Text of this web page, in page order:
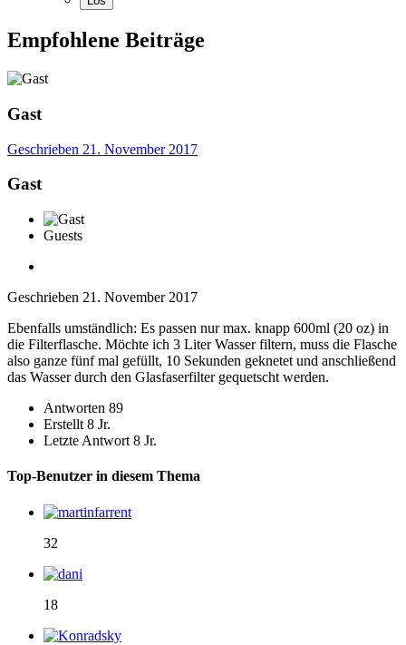
Empfohlene Beiträge
Gast
Geschrieben 21. November 2017
Gast
Guests
Geschrieben 21. November 2017
Ebenfalls umständlich: Es passen nur max. knapp 600ml (20 oz) in
die Filterflasche. Möchte ich 3 Liter Wasser filtern, muss die Flasche
also ganze fünf mal gefüllt, 10 Sekunden geknetet und anschließend
das Wasser durch den Glasfaserfilter gequetscht werden.
Antworten 89
Erstellt 8 Jr.
Letzte Antwort 8 Jr.
Top-Benutzer in diesem Thema
32
18